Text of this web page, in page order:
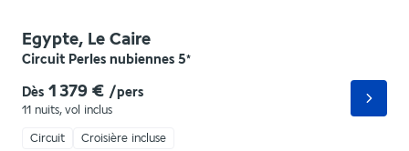
Egypte, Le Caire
Circuit Perles nubiennes 5*
Dès 1 379 € /pers
11 nuits, vol inclus
Circuit Croisière incluse